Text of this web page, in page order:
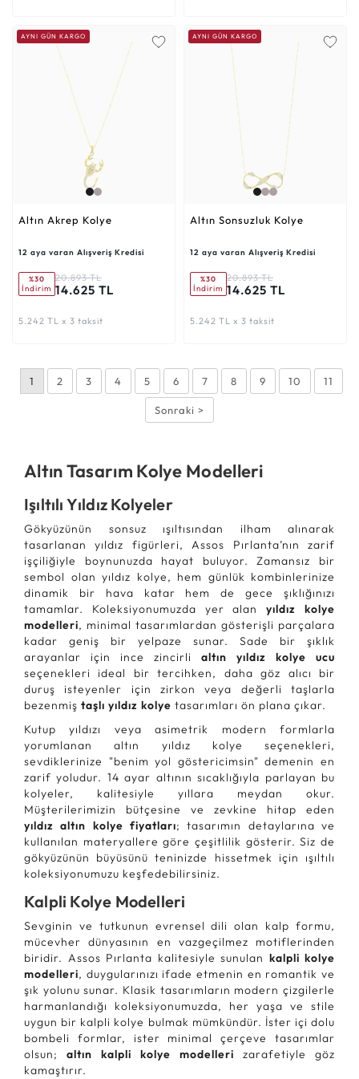
AYNI GÜN KARGO
Altın Akrep Kolye
12 aya varan Alışveriş Kredisi
%30
İndirim
20.893 TL
14.625 TL
5.242 TL x 3 taksit
AYNI GÜN KARGO
Altın Sonsuzluk Kolye
12 aya varan Alışveriş Kredisi
%30
İndirim
20.893 TL
14.625 TL
5.242 TL x 3 taksit
1 2 3 4 5 6 7 8 9 10 11
Sonraki >
Altın Tasarım Kolye Modelleri
Işıltılı Yıldız Kolyeler
Gökyüzünün sonsuz ışıltısından ilham alınarak
tasarlanan yıldız figürleri, Assos Pırlanta’nın zarif
işçiliğiyle boynunuzda hayat buluyor. Zamansız bir
sembol olan yıldız kolye, hem günlük kombinlerinize
dinamik bir hava katar hem de gece şıklığınızı
tamamlar. Koleksiyonumuzda yer alanyıldız kolye
modelleri, minimal tasarımlardan gösterişli parçalara
kadar geniş bir yelpaze sunar. Sade bir şıklık
arayanlar için ince zincirli altın yıldız kolye ucu
seçenekleri ideal bir tercihken, daha göz alıcı bir
duruş isteyenler için zirkon veya değerli taşlarla
bezenmiş taşlı yıldız kolye tasarımları ön plana çıkar.
Kutup yıldızı veya asimetrik modern formlarla
yorumlanan altın yıldız kolye seçenekleri,
sevdiklerinize "benim yol göstericimsin" demenin en
zarif yoludur. 14 ayar altının sıcaklığıyla parlayan bu
kolyeler, kalitesiyle yıllara meydan okur.
Müşterilerimizin bütçesine ve zevkine hitap eden
yıldız altın kolye fiyatları; tasarımın detaylarına ve
kullanılan materyallere göre çeşitlilik gösterir. Siz de
gökyüzünün büyüsünü teninizde hissetmek için ışıltılı
koleksiyonumuzu keşfedebilirsiniz.
Kalpli Kolye Modelleri
Sevginin ve tutkunun evrensel dili olan kalp formu,
mücevher dünyasının en vazgeçilmez motiflerinden
biridir. Assos Pırlanta kalitesiyle sunulan kalpli kolye
modelleri, duygularınızı ifade etmenin en romantik ve
şık yolunu sunar. Klasik tasarımların modern çizgilerle
harmanlandığı koleksiyonumuzda, her yaşa ve stile
uygun bir kalpli kolye bulmak mümkündür. İster içi dolu
bombeli formlar, ister minimal çerçeve tasarımlar
olsun; altın kalpli kolye modelleri zarafetiyle göz
kamaştırır.